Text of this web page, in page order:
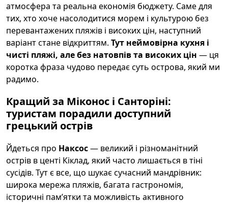
атмосфера та реальна економія бюджету. Саме для
тих, хто хоче насолодитися морем і культурою без
перевантажених пляжів і високих цін, наступний
варіант стане відкриттям. Тут неймовірна кухня і
чисті пляжі, але без натовпів та високих цін — ця
коротка фраза чудово передає суть острова, який ми
радимо.
Кращий за Міконос і Санторіні:
туристам порадили доступний
грецький острів
Йдеться про Наксос— великий і різноманітний
острів в центі Кіклад, який часто лишається в тіні
сусідів. Тут є все, що шукає сучасний мандрівник:
широка мережа пляжів, багата гастрономія,
історичні пам’ятки та можливість активного